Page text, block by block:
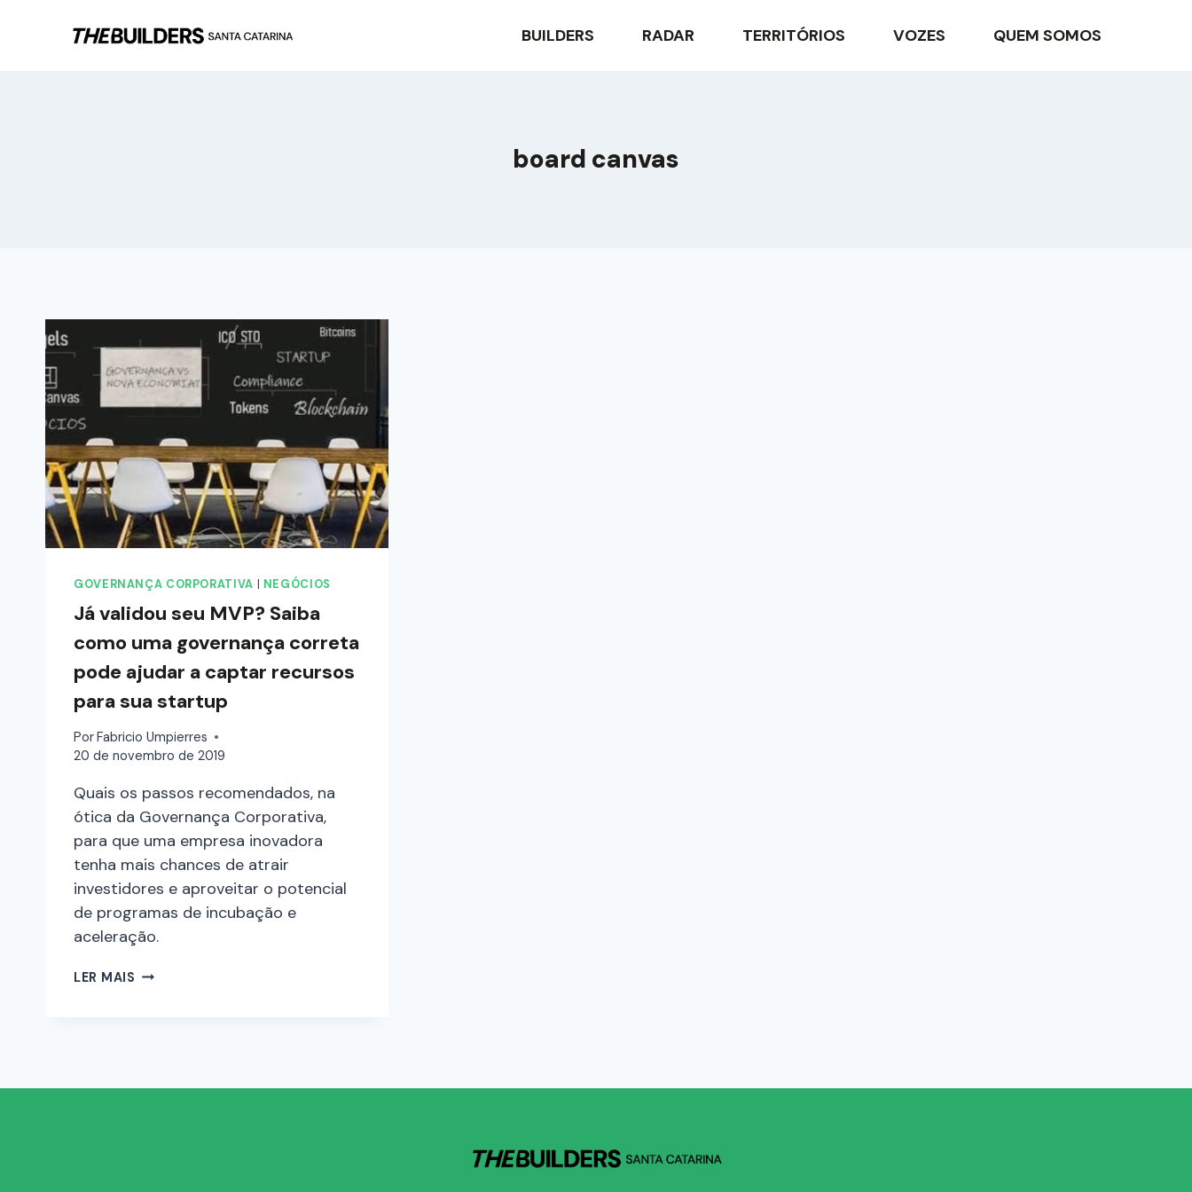
BUILDERS RADAR TERRITÓRIOS VOZES QUEM SOMOS
board canvas
GOVERNANÇA CORPORATIVA NEGÓCIOS
Já validou seu MVP? Saiba
como uma governança correta
pode ajudar a captar recursos
para sua startup
PorFabricio Umpierres
20 de novembro de 2019
Quais os passos recomendados, na
ótica da Governança Corporativa,
para que uma empresa inovadora
tenha mais chances de atrair
investidores e aproveitar o potencial
de programas de incubação e
aceleração.
LER MAIS